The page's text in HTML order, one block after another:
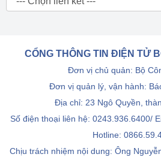
CỔNG THÔNG TIN ĐIỆN TỬ
Đơn vị chủ quản: Bộ
Đơn vị quản lý, vận hành:
Địa chỉ: 23 Ngô Quyền,
Số điện thoại liên hệ: 0243.936.6400/
Hotline:
Chịu trách nhiệm nội dung: Ông